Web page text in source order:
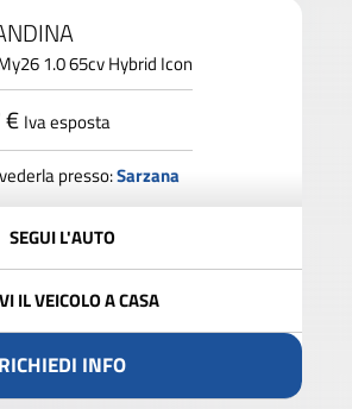
1.0 65cv Hybrid Icon
€ Iva esposta
presso:Sarzana
SEGUI L'AUTO
IL VEICOLO A CASA
RICHIEDI INFO